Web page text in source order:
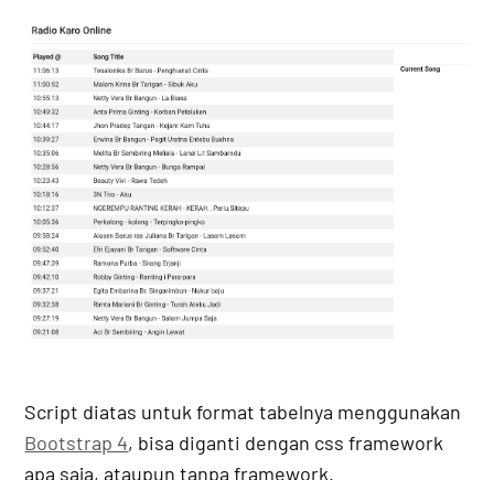
Script diatas untuk format tabelnya menggunakan
Bootstrap 4, bisa diganti dengan css framework
apa saja, ataupun tanpa framework.